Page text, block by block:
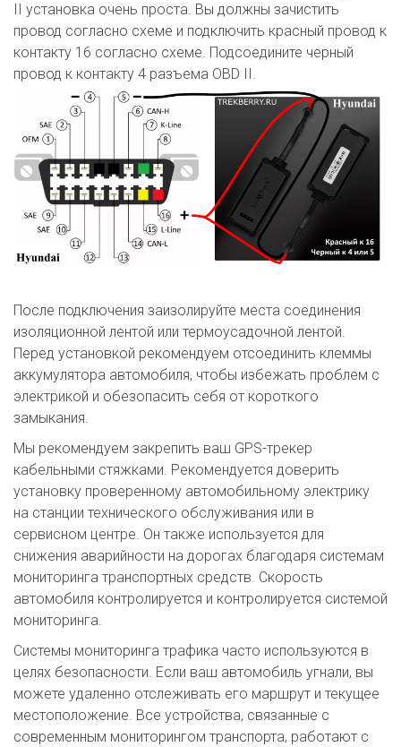
II установка очень проста. Вы должны зачистить
провод согласно схеме и подключить красный провод к
контакту 16 согласно схеме. Подсоедините черный
провод к контакту 4 разъема OBD II.
После подключения заизолируйте места соединения
изоляционной лентой или термоусадочной лентой.
Перед установкой рекомендуем отсоединить клеммы
аккумулятора автомобиля, чтобы избежать проблем с
электрикой и обезопасить себя от короткого
замыкания.
Мы рекомендуем закрепить ваш GPS-трекер
кабельными стяжками. Рекомендуется доверить
установку проверенному автомобильному электрику
на станции технического обслуживания или в
сервисном центре. Он также используется для
снижения аварийности на дорогах благодаря системам
мониторинга транспортных средств. Скорость
автомобиля контролируется и контролируется системой
мониторинга.
Системы мониторинга трафика часто используются в
целях безопасности. Если ваш автомобиль угнали, вы
можете удаленно отслеживать его маршрут и текущее
местоположение. Все устройства, связанные с
современным мониторингом транспорта, работают с